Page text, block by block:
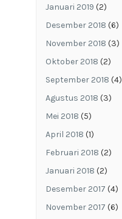
Januari 2019 (2)
Desember 2018 (6)
November 2018 (3)
Oktober 2018 (2)
September 2018 (4)
Agustus 2018 (3)
Mei 2018 (5)
April 2018 (1)
Februari 2018 (2)
Januari 2018 (2)
Desember 2017 (4)
November 2017 (6)